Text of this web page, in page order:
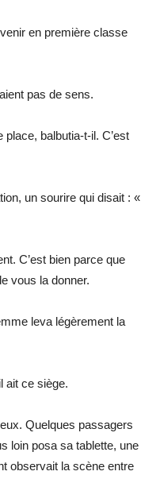
en première classe
pas de sens.
balbutia-t-il. C’est
un sourire qui disait : «
C’est bien parce que
vous la donner.
leva légèrement la
ait ce siège.
Quelques passagers
loin posa sa tablette, une
observait la scène entre